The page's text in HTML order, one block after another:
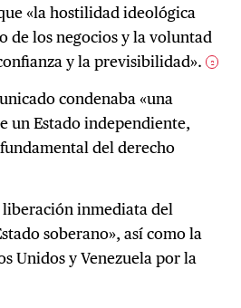
«la hostilidad ideológica
de los negocios y la voluntad
y la previsibilidad».
2
condenaba «una
un Estado independiente,
del derecho
liberación inmediata del
soberano», así como la
Unidos y Venezuela por la